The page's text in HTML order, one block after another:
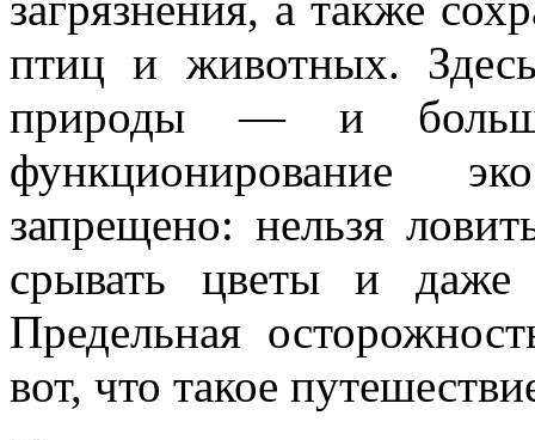
птиц и животных.
природы — и
функционирование
запрещено: нельзя
срывать цветы и даже
Предельная
вот, что такое